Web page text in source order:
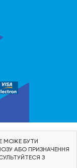
МОЖЕ БУТИ
АБО ПРИЗНАЧЕННЯ
З